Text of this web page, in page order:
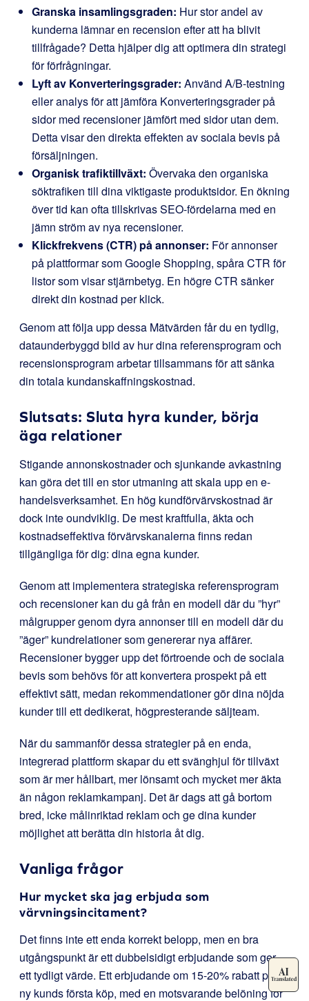
Granska insamlingsgraden: Hur stor andel av
kunderna lämnar en recension efter att ha blivit
tillfrågade? Detta hjälper dig att optimera din strategi
för förfrågningar.
Lyft av Konverteringsgrader: Använd A/B-testning
eller analys för att jämföra Konverteringsgrader på
sidor med recensioner jämfört med sidor utan dem.
Detta visar den direkta effekten av sociala bevis på
försäljningen.
Organisk trafiktillväxt: Övervaka den organiska
söktrafiken till dina viktigaste produktsidor. En ökning
över tid kan ofta tillskrivas SEO-fördelarna med en
jämn ström av nya recensioner.
Klickfrekvens (CTR) på annonser: För annonser
på plattformar som Google Shopping, spåra CTR för
listor som visar stjärnbetyg. En högre CTR sänker
direkt din kostnad per klick.
Genom att följa upp dessa Mätvärden får du en tydlig,
dataunderbyggd bild av hur dina referensprogram och
recensionsprogram arbetar tillsammans för att sänka
din totala kundanskaffningskostnad.
Slutsats: Sluta hyra kunder, börja
äga relationer
Stigande annonskostnader och sjunkande avkastning
kan göra det till en stor utmaning att skala upp en e-
handelsverksamhet. En hög kundförvärvskostnad är
dock inte oundviklig. De mest kraftfulla, äkta och
kostnadseffektiva förvärvskanalerna finns redan
tillgängliga för dig: dina egna kunder.
Genom att implementera strategiska referensprogram
och recensioner kan du gå från en modell där du ”hyr”
målgrupper genom dyra annonser till en modell där du
”äger” kundrelationer som genererar nya affärer.
Recensioner bygger upp det förtroende och de sociala
bevis som behövs för att konvertera prospekt på ett
effektivt sätt, medan rekommendationer gör dina nöjda
kunder till ett dedikerat, högpresterande säljteam.
När du sammanför dessa strategier på en enda,
integrerad plattform skapar du ett svänghjul för tillväxt
som är mer hållbart, mer lönsamt och mycket mer äkta
än någon reklamkampanj. Det är dags att gå bortom
bred, icke målinriktad reklam och ge dina kunder
möjlighet att berätta din historia åt dig.
Vanliga frågor
Hur mycket ska jag erbjuda som
värvningsincitament?
Det finns inte ett enda korrekt belopp, men en bra
utgångspunkt är ett dubbelsidigt erbjudande som ger
ett tydligt värde. Ett erbjudande om 15-20% rabatt på en
ny kunds första köp, med en motsvarande belöning för